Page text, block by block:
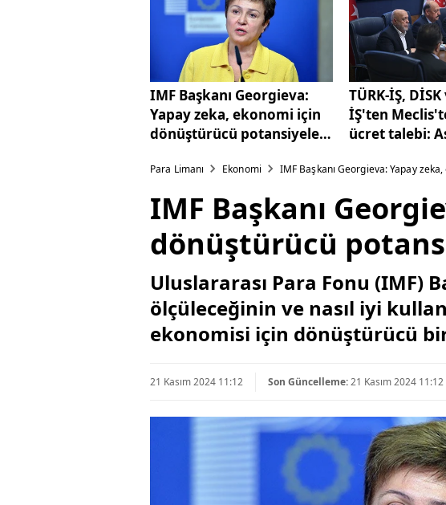
IMF Başkanı Georgieva:
Yapay zeka, ekonomi için
dönüştürücü potansiyele
TÜRK-İŞ,
İŞ'ten
ücret talebi:
değil...
Para Limanı Ekonomi IMF Başkanı Georgieva: Yapay
IMF Başkanı
dönüştürücü
Uluslararası Para Fonu (IMF)
ölçüleceğinin ve nasıl iyi
ekonomisi için dönüştürücü
21 Kasım 2024 11:12 Son Güncelleme:21 Kasım 2024 11:12